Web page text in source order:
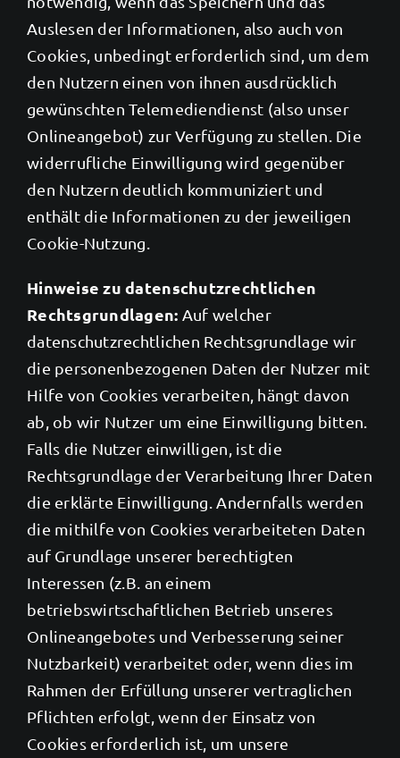
Auslesen der Informationen, also auch von
Cookies, unbedingt erforderlich sind, um dem
den Nutzern einen von ihnen ausdrücklich
gewünschten Telemediendienst (also unser
Onlineangebot) zur Verfügung zu stellen. Die
widerrufliche Einwilligung wird gegenüber
den Nutzern deutlich kommuniziert und
enthält die Informationen zu der jeweiligen
Cookie-Nutzung.
Hinweise zu datenschutzrechtlichen
Rechtsgrundlagen: Auf welcher
datenschutzrechtlichen Rechtsgrundlage wir
die personenbezogenen Daten der Nutzer mit
Hilfe von Cookies verarbeiten, hängt davon
ab, ob wir Nutzer um eine Einwilligung bitten.
Falls die Nutzer einwilligen, ist die
Rechtsgrundlage der Verarbeitung Ihrer Daten
die erklärte Einwilligung. Andernfalls werden
die mithilfe von Cookies verarbeiteten Daten
auf Grundlage unserer berechtigten
Interessen (z.B. an einem
betriebswirtschaftlichen Betrieb unseres
Onlineangebotes und Verbesserung seiner
Nutzbarkeit) verarbeitet oder, wenn dies im
Rahmen der Erfüllung unserer vertraglichen
Pflichten erfolgt, wenn der Einsatz von
Cookies erforderlich ist, um unsere